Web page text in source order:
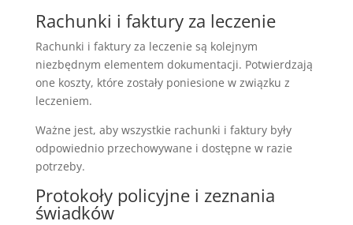
Rachunki i faktury za leczenie
Rachunki i faktury za leczenie są kolejnym
niezbędnym elementem dokumentacji. Potwierdzają
one koszty, które zostały poniesione w związku z
leczeniem.
Ważne jest, aby wszystkie rachunki i faktury były
odpowiednio przechowywane i dostępne w razie
potrzeby.
Protokoły policyjne i zeznania
świadków